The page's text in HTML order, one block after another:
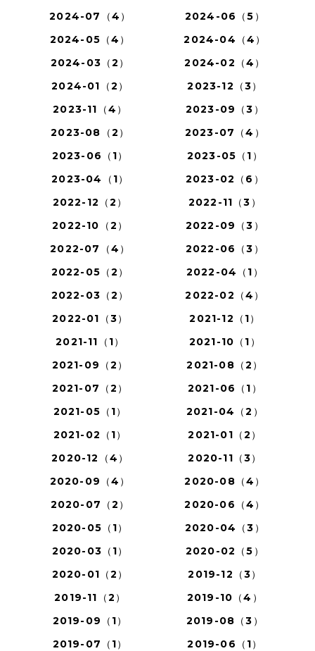
2024-07（4）
2024-06（5）
2024-05（4）
2024-04（4）
2024-03（2）
2024-02（4）
2024-01（2）
2023-12（3）
2023-11（4）
2023-09（3）
2023-08（2）
2023-07（4）
2023-06（1）
2023-05（1）
2023-04（1）
2023-02（6）
2022-12（2）
2022-11（3）
2022-10（2）
2022-09（3）
2022-07（4）
2022-06（3）
2022-05（2）
2022-04（1）
2022-03（2）
2022-02（4）
2022-01（3）
2021-12（1）
2021-11（1）
2021-10（1）
2021-09（2）
2021-08（2）
2021-07（2）
2021-06（1）
2021-05（1）
2021-04（2）
2021-02（1）
2021-01（2）
2020-12（4）
2020-11（3）
2020-09（4）
2020-08（4）
2020-07（2）
2020-06（4）
2020-05（1）
2020-04（3）
2020-03（1）
2020-02（5）
2020-01（2）
2019-12（3）
2019-11（2）
2019-10（4）
2019-09（1）
2019-08（3）
2019-07（1）
2019-06（1）